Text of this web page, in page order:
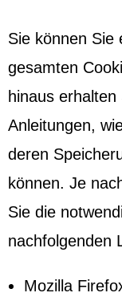
Sie können Sie
gesamten
hinaus
Anleitungen,
deren
können. Je
Sie die
nachfolgenden
Mozilla